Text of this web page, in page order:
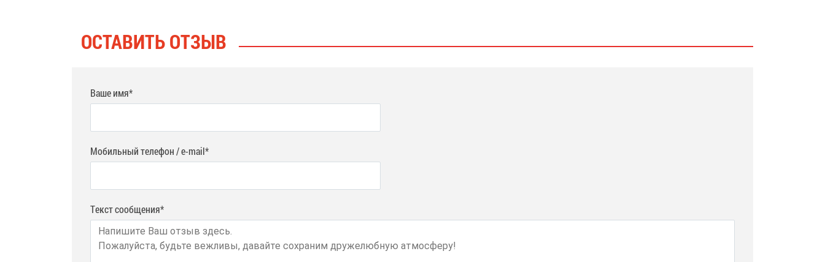
ОСТАВИТЬ ОТЗЫВ
Ваше имя*
Мобильный телефон / e-mail*
Текст сообщения*